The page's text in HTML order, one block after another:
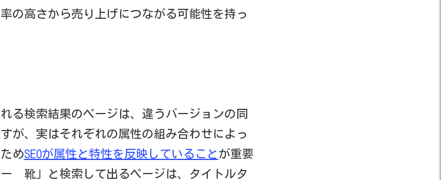
の高さから売り上げにつながる可能性を持っ
る検索結果のページは、違うバージョンの同
が、実はそれぞれの属性の組み合わせによっ
めSEOが属性と特性を反映していること が重要
靴」と検索して出るページは、タイトルタ